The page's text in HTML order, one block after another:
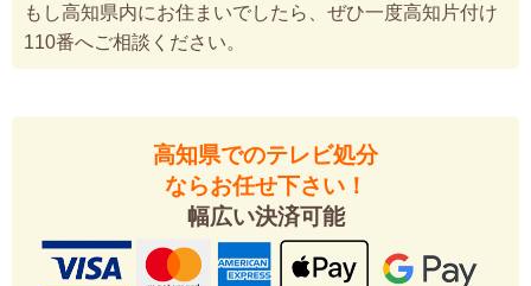
もし高知県内にお住まいでしたら、ぜひ一度高知片付け
110番へご相談ください。
高知県でのテレビ処分
ならお任せ下さい！
幅広い決済可能